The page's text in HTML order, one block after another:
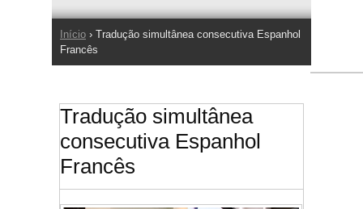
Você está aqui
Início › Tradução simultânea consecutiva Espanhol
Francês
Tradução simultânea
consecutiva Espanhol
Francês